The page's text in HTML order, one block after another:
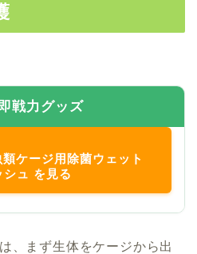
戦力グッズ
ケージ用除菌ウェット
シュ を見る
、まず生体をケージから出